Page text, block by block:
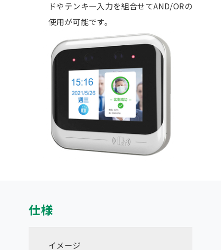
ドやテンキー入力を組合せてAND/ORの
使用が可能です。
仕様
イメージ